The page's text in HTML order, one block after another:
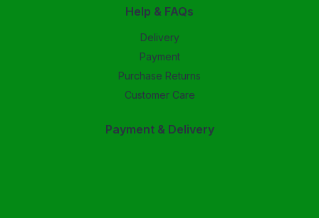
Help & FAQs
Delivery
Payment
Purchase Returns
Customer Care
Payment & Delivery